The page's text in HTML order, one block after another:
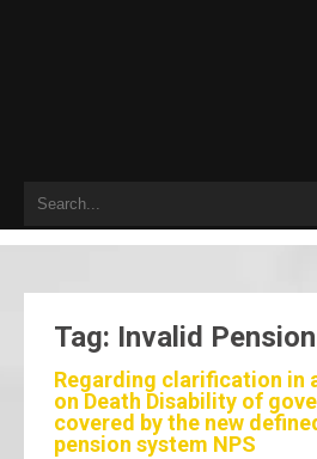
Tag: Invalid Pension
Regarding clarification in
on Death Disability of
covered by the new
pension system NPS